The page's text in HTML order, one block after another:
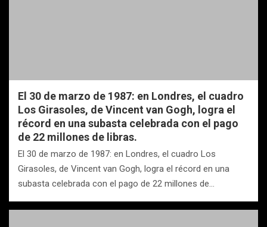
El 30 de marzo de 1987: en Londres, el cuadro
Los Girasoles, de Vincent van Gogh, logra el
récord en una subasta celebrada con el pago
de 22 millones de libras.
El 30 de marzo de 1987: en Londres, el cuadro Los
Girasoles, de Vincent van Gogh, logra el récord en una
subasta celebrada con el pago de 22 millones de…